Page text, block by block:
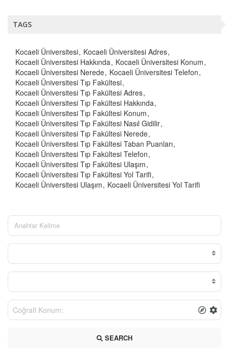
TAGS
Kocaeli Üniversitesi Kocaeli Üniversitesi Adres
Kocaeli Üniversitesi Hakkında Kocaeli Üniversitesi Konum
Kocaeli Üniversitesi Nerede Kocaeli Üniversitesi Telefon
Kocaeli Üniversitesi Tıp Fakültesi
Kocaeli Üniversitesi Tıp Fakültesi Adres
Kocaeli Üniversitesi Tıp Fakültesi Hakkında
Kocaeli Üniversitesi Tıp Fakültesi Konum
Kocaeli Üniversitesi Tıp Fakültesi Nasıl Gidilir
Kocaeli Üniversitesi Tıp Fakültesi Nerede
Kocaeli Üniversitesi Tıp Fakültesi Taban Puanları
Kocaeli Üniversitesi Tıp Fakültesi Telefon
Kocaeli Üniversitesi Tıp Fakültesi Ulaşım
Kocaeli Üniversitesi Tıp Fakültesi Yol Tarifi
Kocaeli Üniversitesi Ulaşım Kocaeli Üniversitesi Yol Tarifi
SEARCH